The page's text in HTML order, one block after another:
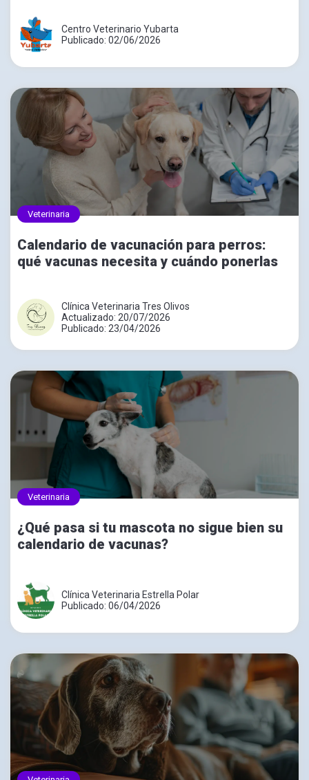
Centro Veterinario Yubarta
Publicado: 02/06/2026
Veterinaria
Calendario de vacunación para perros:
qué vacunas necesita y cuándo ponerlas
Clínica Veterinaria Tres Olivos
Actualizado: 20/07/2026
Publicado: 23/04/2026
Veterinaria
¿Qué pasa si tu mascota no sigue bien su
calendario de vacunas?
Clínica Veterinaria Estrella Polar
Publicado: 06/04/2026